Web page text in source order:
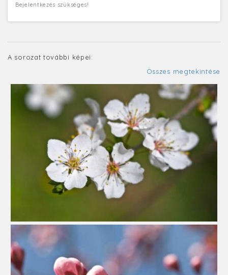
Bejelentkezés szükséges!
A sorozat további képei:
Összes megtekintése